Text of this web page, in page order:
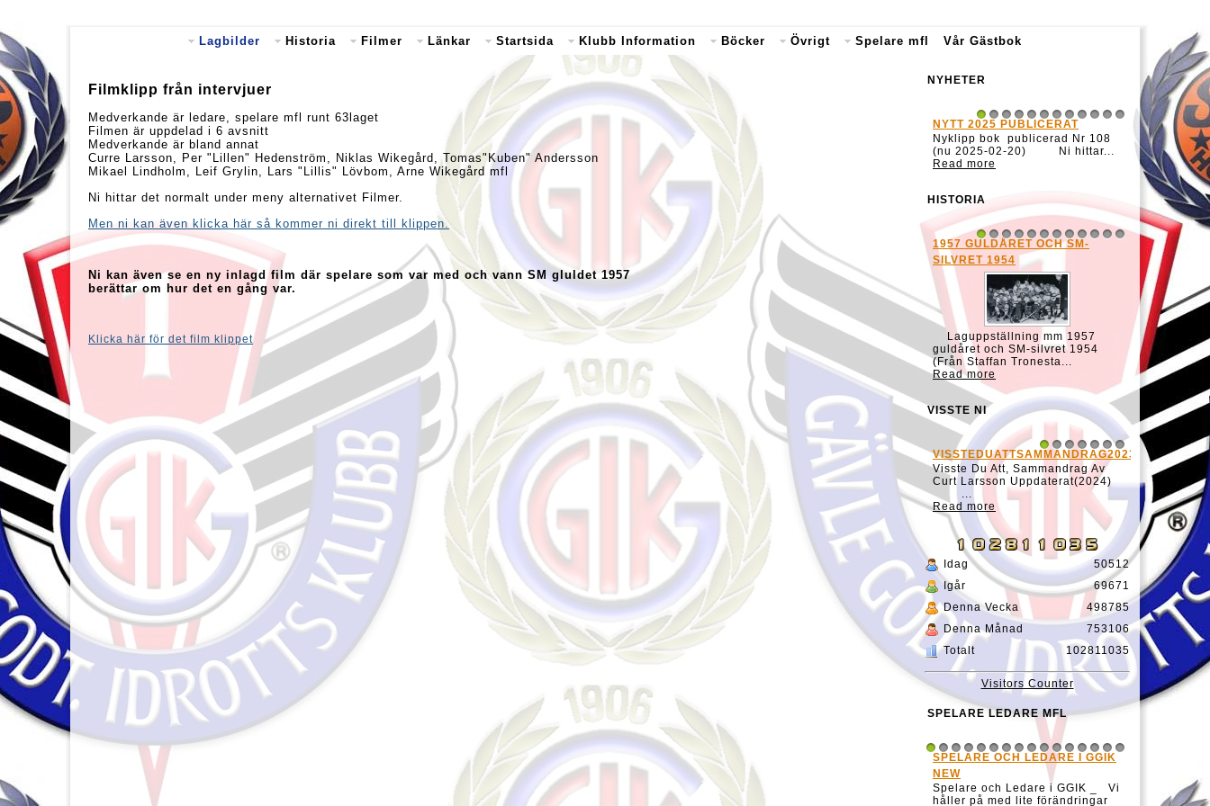
Lagbilder Historia Filmer Länkar Startsida Klubb Information Böcker Övrigt Spelare mfl Vår Gästbok
Filmklipp från intervjuer
Medverkande är ledare, spelare mfl runt 63laget
Filmen är uppdelad i 6 avsnitt
Medverkande är bland annat
Curre Larsson, Per "Lillen" Hedenström, Niklas Wikegård, Tomas"Kuben" Andersson
Mikael Lindholm, Leif Grylin, Lars "Lillis" Lövbom, Arne Wikegård mfl
Ni hittar det normalt under meny alternativet Filmer.
Men ni kan även klicka här så kommer ni direkt till klippen.
Ni kan även se en ny inlagd film där spelare som var med och vann SM gluldet 1957
berättar om hur det en gång var.
Klicka här för det film klippet
NYHETER
1 2 3 4 5 6 7 8 9
NYTT 2025 PUBLICERAT
Nyklipp bok publicerad Nr 108
(nu 2025-02-20) Ni hittar...
Read more
HISTORIA
1 2 3 4 5 6 7 8 9
1957 GULDÅRET OCH SM-
SILVRET 1954
Laguppställning mm 1957
guldåret och SM-silvret 1954
(Från Staffan Tronesta...
Read more
VISSTE NI
1 2 3 4 5 6 7
VISSTEDUATTSAMMANDRAG20231127
Visste Du Att, Sammandrag Av
Curt Larsson Uppdaterat(2024)
...
Read more
Idag
Igår
Denna Vecka
Denna Månad
Totalt
50512
69671
498785
753106
102811035
Visitors Counter
SPELARE LEDARE MFL
2 3 4 5 6 7 8 9 10111213141516
SPELARE OCH LEDARE I GGIK
NEW
Spelare och Ledare i GGIK _ Vi
håller på med lite förändringar